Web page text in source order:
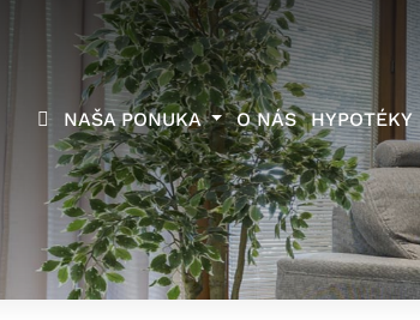
NAŠA PONUKA O NÁS HYPOTÉKY